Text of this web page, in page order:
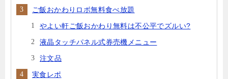
ご飯おかわりロボ無料食べ放題
やよい軒ご飯おかわり無料は不公平でズルい?
液晶タッチパネル式券売機メニュー
注文品
実食レポ